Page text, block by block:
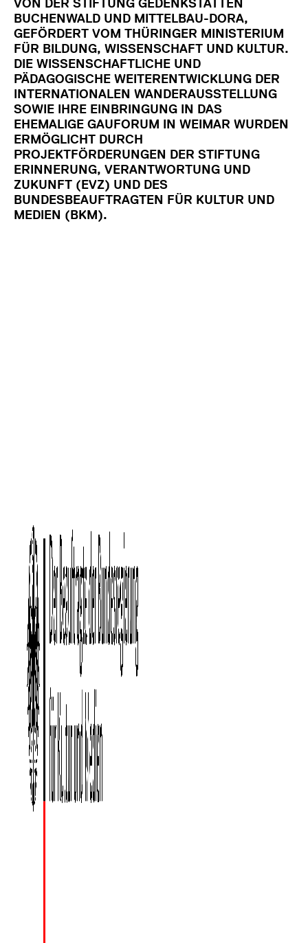
VON DER STIFTUNG GEDENKSTÄTTEN
BUCHENWALD UND MITTELBAU-DORA,
GEFÖRDERT VOM THÜRINGER MINISTERIUM
FÜR BILDUNG, WISSENSCHAFT UND KULTUR.
DIE WISSENSCHAFTLICHE UND
PÄDAGOGISCHE WEITERENTWICKLUNG DER
INTERNATIONALEN WANDERAUSSTELLUNG
SOWIE IHRE EINBRINGUNG IN DAS
EHEMALIGE GAUFORUM IN WEIMAR WURDEN
ERMÖGLICHT DURCH
PROJEKTFÖRDERUNGEN DER STIFTUNG
ERINNERUNG, VERANTWORTUNG UND
ZUKUNFT (EVZ) UND DES
BUNDESBEAUFTRAGTEN FÜR KULTUR UND
MEDIEN (BKM).